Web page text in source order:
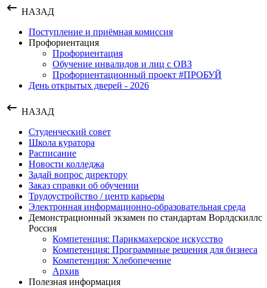
НАЗАД
Поступление и приёмная комиссия
Профориентация
Профориентация
Обучение инвалидов и лиц с ОВЗ
Профориентационный проект #ПРОБУЙ
День открытых дверей - 2026
НАЗАД
Студенческий совет
Школа куратора
Расписание
Новости колледжа
Задай вопрос директору
Заказ справки об обучении
Трудоустройство / центр карьеры
Электронная информационно-образовательная среда
Демонстрационный экзамен по стандартам Ворлдскиллс
Россия
Компетенция: Парикмахерское искусство
Компетенция: Программные решения для бизнеса
Компетенция: Хлебопечение
Архив
Полезная информация